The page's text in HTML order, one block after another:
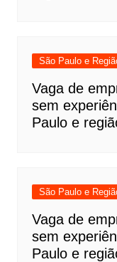
São Paulo e
Vaga de
sem
Paulo e
São Paulo e
Vaga de
sem
Paulo e